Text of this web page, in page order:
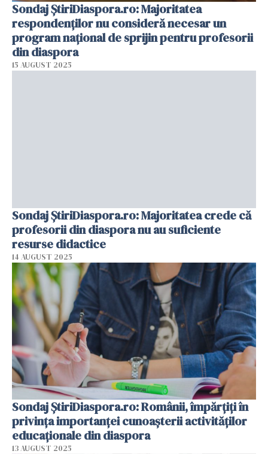
Sondaj ȘtiriDiaspora.ro: Majoritatea
respondenților nu consideră necesar un
program național de sprijin pentru profesorii
din diaspora
15 AUGUST 2025
Sondaj ȘtiriDiaspora.ro: Majoritatea crede că
profesorii din diaspora nu au suficiente
resurse didactice
14 AUGUST 2025
Sondaj ȘtiriDiaspora.ro: Românii, împărțiți în
privința importanței cunoașterii activităților
educaționale din diaspora
13 AUGUST 2025